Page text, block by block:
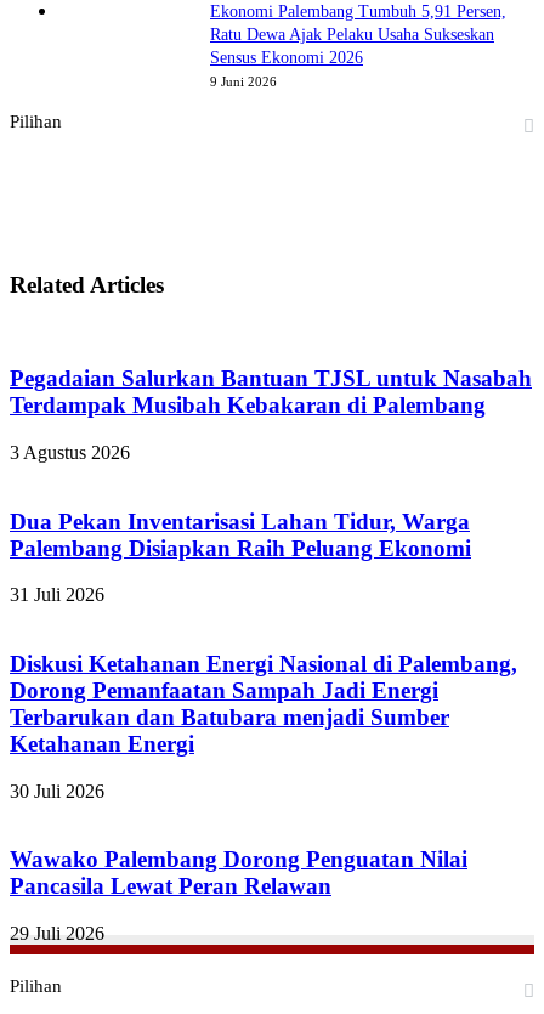
Ekonomi Palembang Tumbuh 5,91 Persen,
Ratu Dewa Ajak Pelaku Usaha Sukseskan
Sensus Ekonomi 2026
9 Juni 2026
Pilihan
Related Articles
Pegadaian Salurkan Bantuan TJSL untuk Nasabah
Terdampak Musibah Kebakaran di Palembang
3 Agustus 2026
Dua Pekan Inventarisasi Lahan Tidur, Warga
Palembang Disiapkan Raih Peluang Ekonomi
31 Juli 2026
Diskusi Ketahanan Energi Nasional di Palembang,
Dorong Pemanfaatan Sampah Jadi Energi
Terbarukan dan Batubara menjadi Sumber
Ketahanan Energi
30 Juli 2026
Wawako Palembang Dorong Penguatan Nilai
Pancasila Lewat Peran Relawan
29 Juli 2026
Pilihan